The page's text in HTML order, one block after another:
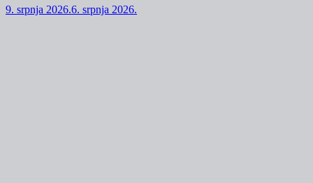
9. srpnja 2026.6. srpnja 2026.